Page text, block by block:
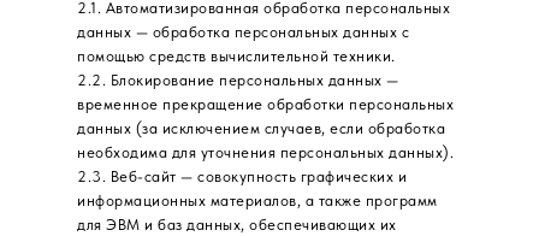
2.1. Автоматизированная обработка персональных
данных — обработка персональных данных с
помощью средств вычислительной техники.
2.2. Блокирование персональных данных —
временное прекращение обработки персональных
данных (за исключением случаев, если обработка
необходима для уточнения персональных данных).
2.3. Веб-сайт — совокупность графических и
информационных материалов, а также программ
для ЭВМ и баз данных, обеспечивающих их